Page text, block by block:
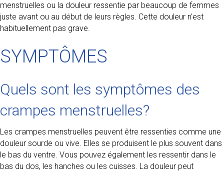
menstruelles ou la douleur ressentie par beaucoup de femmes
juste avant ou au début de leurs règles. Cette douleur n’est
habituellement pas grave.
SYMPTÔMES
Quels sont les symptômes des
crampes menstruelles?
Les crampes menstruelles peuvent être ressenties comme une
douleur sourde ou vive. Elles se produisent le plus souvent dans
le bas du ventre. Vous pouvez également les ressentir dans le
bas du dos, les hanches ou les cuisses. La douleur peut